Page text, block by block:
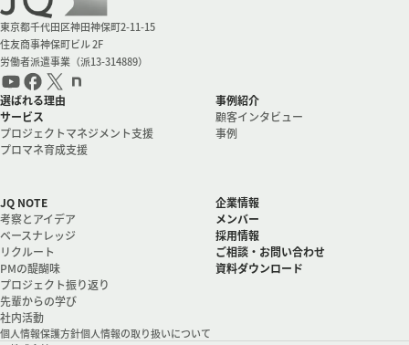
東京都千代田区神田神保町2-11-15
住友商事神保町ビル 2F
労働者派遣事業（派13-314889）
選ばれる理由
サービス
プロジェクトマネジメント支援
プロマネ育成支援
事例紹介
顧客インタビュー
事例
JQ NOTE
考察とアイデア
ベースナレッジ
リクルート
PMの醍醐味
プロジェクト振り返り
先輩からの学び
社内活動
企業情報
メンバー
採用情報
ご相談・お問い合わせ
資料ダウンロード
個人情報保護方針個人情報の取り扱いについて